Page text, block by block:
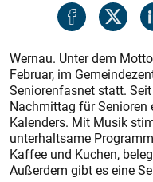
Wernau. Unter dem
Februar, im
Seniorenfasnet statt.
Nachmittag für Senioren
Kalenders. Mit Musik
unterhaltsame
Kaffee und Kuchen,
Außerdem gibt es eine